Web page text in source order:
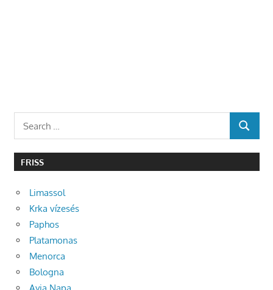
SEARCH
FRISS
Limassol
Krka vízesés
Paphos
Platamonas
Menorca
Bologna